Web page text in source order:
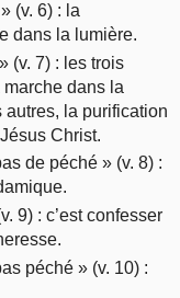
(v. 6) : la
dans la lumière.
(v. 7) : les trois
dans la
autres, la purification
Christ.
de péché » (v. 8) :
9) : c’est confesser
péché » (v. 10) :